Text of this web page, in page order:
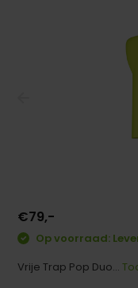
€79,-
Op voorraad:
Vrije Trap Pop Duo...